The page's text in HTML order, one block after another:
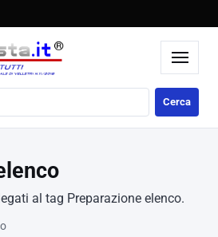
Cerca
al tag Preparazione elenco.